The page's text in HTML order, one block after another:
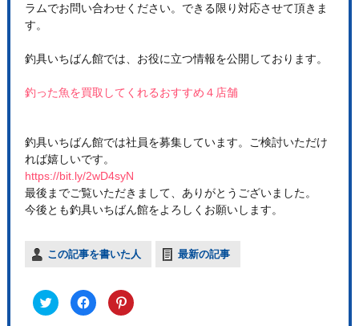
ラムでお問い合わせください。できる限り対応させて頂きま
す。
釣具いちばん館では、お役に立つ情報を公開しております。
釣った魚を買取してくれるおすすめ４店舗
釣具いちばん館では社員を募集しています。ご検討いただけ
れば嬉しいです。
https://bit.ly/2wD4syN
最後までご覧いただきまして、ありがとうございました。
今後とも釣具いちばん館をよろしくお願いします。
この記事を書いた人 最新の記事
ク
リ
F
a
ク
リ